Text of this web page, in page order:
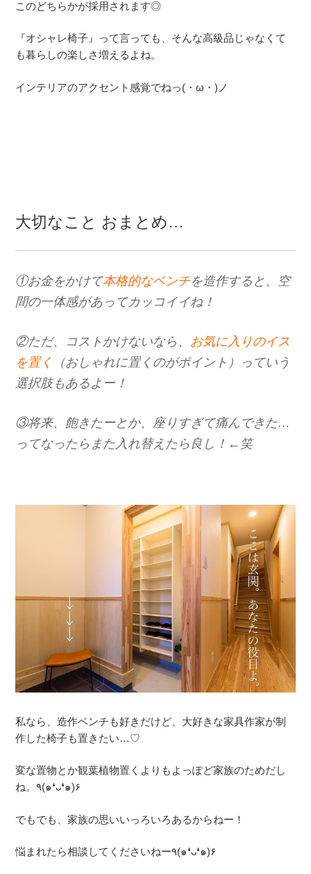
このどちらかが採用されます◎
『オシャレ椅子』って言っても、そんな高級品じゃなくて
も暮らしの楽しさ増えるよね。
インテリアのアクセント感覚でねっ(・ω・)ノ
大切なこと おまとめ…
①お金をかけて本格的なベンチを造作すると、空
間の一体感があってカッコイイね！
②ただ、コストかけないなら、 お気に入りのイス
を置く
（おしゃれに置くのがポイント）っていう
選択肢もあるよー！
③将来、飽きたーとか、座りすぎて痛んできた…
ってなったらまた入れ替えたら良し！←笑
私なら、造作ベンチも好きだけど、大好きな家具作家が制
作した椅子も置きたい…♡
変な置物とか観葉植物置くよりもよっぽど家族のためだし
ね。٩(๑❛ᴗ❛๑)۶
でもでも、家族の思いいっろいろあるからねー！
悩まれたら相談してくださいねー٩(๑❛ᴗ❛๑)۶